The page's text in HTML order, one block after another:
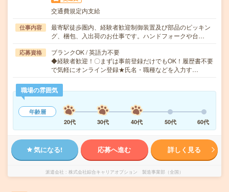
交通費規定内支給
仕事内容
最寄駅徒歩圏内、経験者歓迎制御装置及び部品のピッキン
グ、梱包、入出荷のお仕事です。ハンドフォークや台…
応募資格
ブランクOK / 英語力不要
◆経験者歓迎！〇まずは事前登録だけでもOK！履歴書不要
で気軽にオンライン登録★氏名・職種などを入力す…
職場の雰囲気
年齢層
20代
30代 40代 50代 60代
気になる! 応募へ進む 詳しく見る
派遣会社 株式会社綜合キャリアオプション 製造事業部（全国）